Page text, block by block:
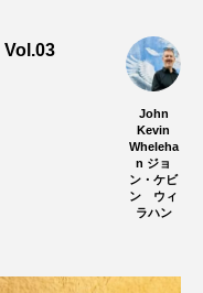
John
Kevin
Wheleha
n ジョ
ン・ケビ
ン ウィ
ラハン